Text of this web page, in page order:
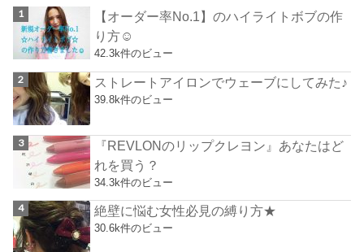
【オーダー率No.1】のハイライトボブの作
り方☺︎
42.3k件のビュー
ストレートアイロンでウェーブにしてみた♪
39.8k件のビュー
『REVLONのリップクレヨン』あなたはど
れを買う？
34.3k件のビュー
絶壁に悩む女性必見の縛り方★
30.6k件のビュー